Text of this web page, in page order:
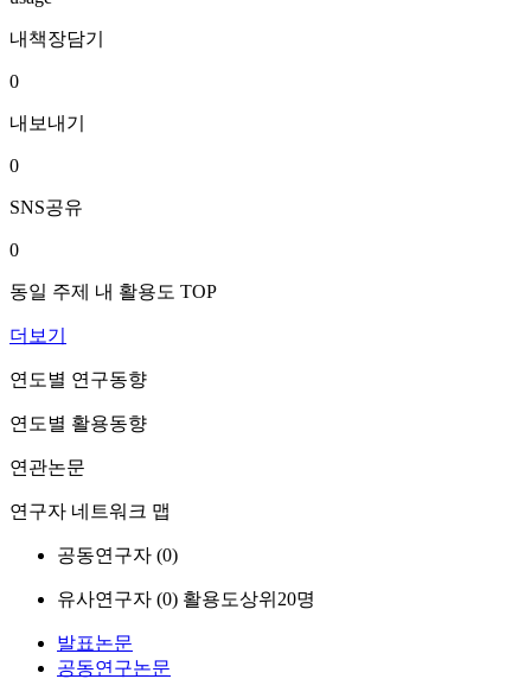
내책장담기
0
내보내기
0
SNS공유
0
동일 주제 내 활용도 TOP
더보기
연도별 연구동향
연도별 활용동향
연관논문
연구자 네트워크 맵
공동연구자 (0)
유사연구자 (0) 활용도상위20명
발표논문
공동연구논문